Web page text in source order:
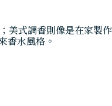
美式調香則像是在家製作
香水風格。